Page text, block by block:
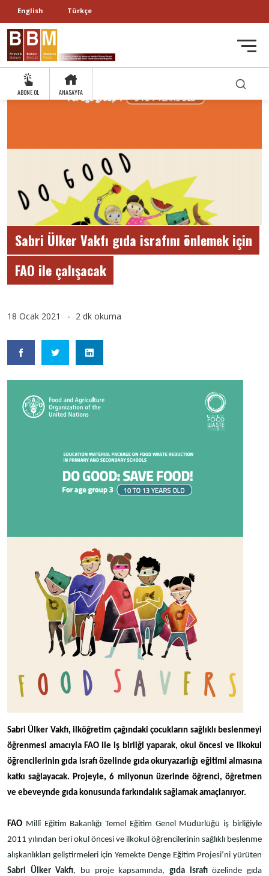
English Türkçe
ABONE OL ANASAYFA
Sabri Ülker Vakfı gıda israfını önlemek için
FAO ile çalışacak
18 Ocak 2021 2 dk okuma
Sabri Ülker Vakfı, ilköğretim çağındaki çocukların sağlıklı beslenmeyi
öğrenmesi amacıyla FAO ile iş birliği yaparak, okul öncesi ve ilkokul
öğrencilerinin gıda israfı özelinde gıda okuryazarlığı eğitimi almasına
katkı sağlayacak. Projeyle, 6 milyonun üzerinde öğrenci, öğretmen
ve ebeveynde gıda konusunda farkındalık sağlamak amaçlanıyor.
FAO Millî Eğitim Bakanlığı Temel Eğitim Genel Müdürlüğü iş birliğiyle
2011 yılından beri okul öncesi ve ilkokul öğrencilerinin sağlıklı beslenme
alışkanlıkları geliştirmeleri için Yemekte Denge Eğitim Projesi’ni yürüten
Sabri Ülker Vakfı, bu proje kapsamında,gıda israfıözelinde gıda